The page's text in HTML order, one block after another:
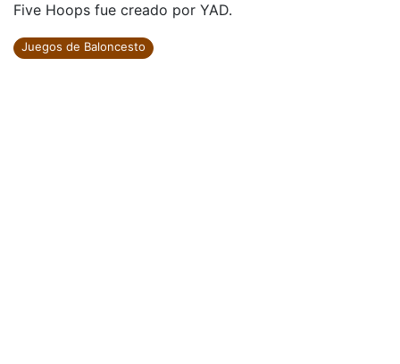
Five Hoops fue creado por YAD.
Juegos de Baloncesto